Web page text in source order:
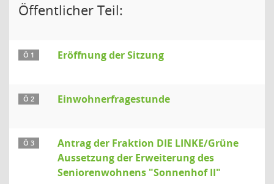
Öffentlicher Teil:
Ö 1 Eröffnung der Sitzung
Ö 2 Einwohnerfragestunde
Ö 3
Antrag der Fraktion DIE LINKE/Grüne
Aussetzung der Erweiterung des
Seniorenwohnens "Sonnenhof II"